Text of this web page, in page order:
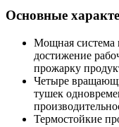
Основные
Мощная система
достижение
прожарку
Четыре
тушек
Термостойкие